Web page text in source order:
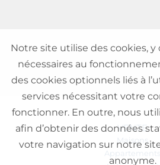
VENTE
Maisons
Appartements
Notre site utilise des cookies,
nécessaires au
des cookies optionnels liés à
services nécessitant votre
fonctionner. En outre, nous
afin d’obtenir des données
votre navigation sur notre
anonyme.